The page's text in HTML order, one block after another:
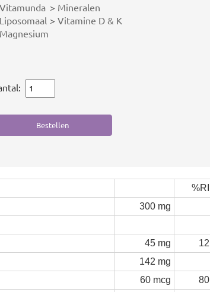
Vitamunda > Mineralen
Liposomaal > Vitamine D & K
Magnesium
%RI
300 mg
45 mg
12
142 mg
60 mcg
80